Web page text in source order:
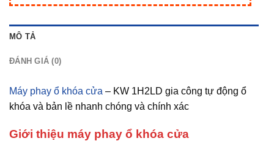
MÔ TẢ
ĐÁNH GIÁ (0)
Máy phay ổ khóa cửa – KW 1H2LD gia công tự động ổ
khóa và bản lề nhanh chóng và chính xác
Giới thiệu máy phay ổ khóa cửa